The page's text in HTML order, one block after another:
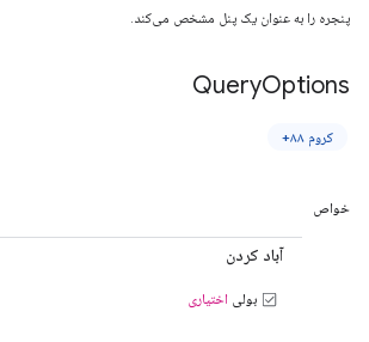
پنجره را به عنوان یک پنل مشخص می‌کند.
QueryOptions
کروم ۸۸+
خواص
آباد کردن
بولی اختیاری